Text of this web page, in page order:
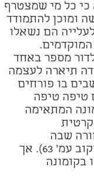
כי כל מי שמצטרף
ומוכן להתמודד
הם נשאלו
מספר באחד
תיארה לעצמה
בו פורחים
טיפה טיפה
המתאימה
שבה
(הגופנית) נעשית בידי עבדים". (לסקוב עמ' 63). אך
בקומונה